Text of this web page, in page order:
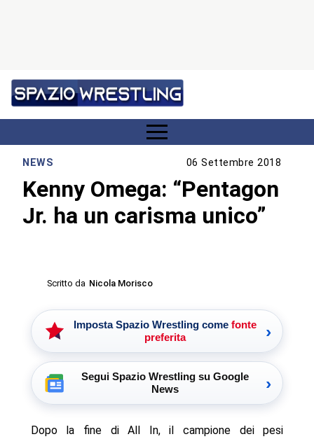
NEWS 06 Settembre 2018
Kenny Omega: “Pentagon
Jr. ha un carisma unico”
Scritto da Nicola Morisco
Imposta Spazio Wrestling come fonte
preferita
›
Segui Spazio Wrestling su Google
News
›
Dopo la fine di All In, il campione dei pesi